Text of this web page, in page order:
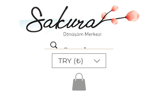
TRY (₺)